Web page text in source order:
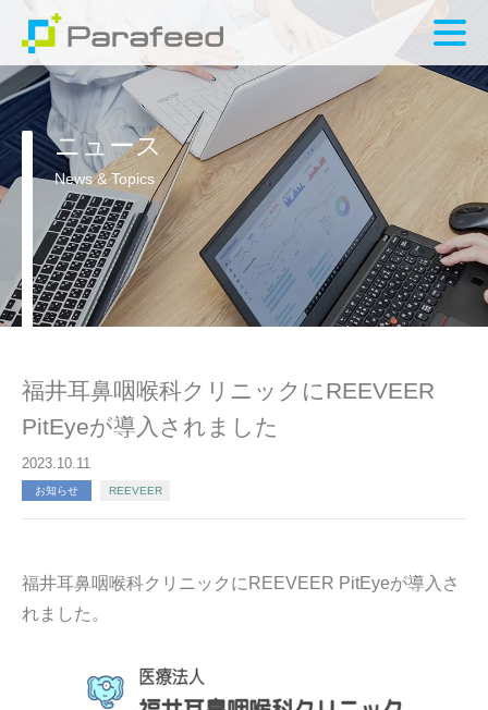
ニュース
News & Topics
福井耳鼻咽喉科クリニックにREEVEER
PitEyeが導入されました
2023.10.11
お知らせ REEVEER
福井耳鼻咽喉科クリニックにREEVEER PitEyeが導入さ
れました。